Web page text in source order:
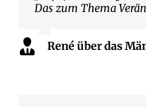
Das zum Thema
René über das